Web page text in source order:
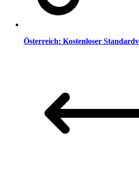
Österreich: Kostenloser